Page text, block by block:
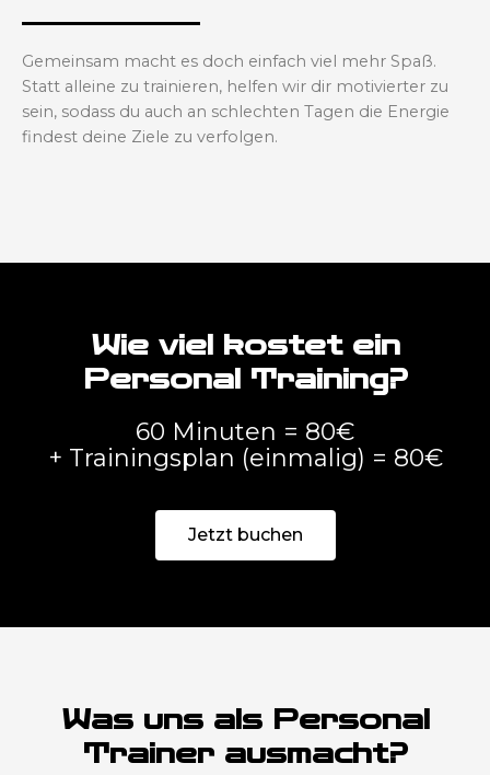
Gemeinsam macht es doch einfach viel mehr Spaß.
Statt alleine zu trainieren, helfen wir dir motivierter zu
sein, sodass du auch an schlechten Tagen die Energie
findest deine Ziele zu verfolgen.
Wie viel kostet ein
Personal Training?
60 Minuten = 80€
+ Trainingsplan (einmalig) = 80€
Jetzt buchen
Was uns als Personal
Trainer ausmacht?